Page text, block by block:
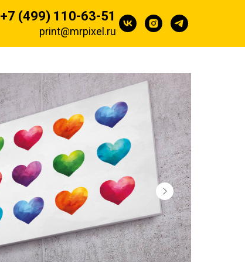
+7 (499) 110-63-51
print@mrpixel.ru